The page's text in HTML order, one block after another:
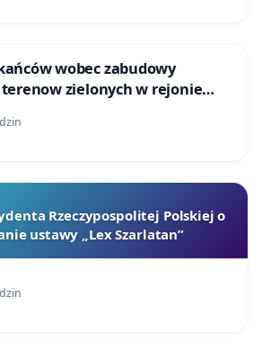
wobec zabudowy
zielonych w rejonie
w Bielsku-Białej
Rzeczypospolitej Polskiej o
ustawy „Lex Szarlatan”